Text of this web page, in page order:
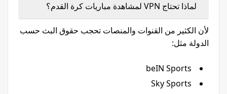
لماذا تحتاج VPN لمشاهدة مباريات كرة القدم؟
لأن الكثير من القنوات والمنصات تحجب حقوق البث حسب
الدولة مثل: